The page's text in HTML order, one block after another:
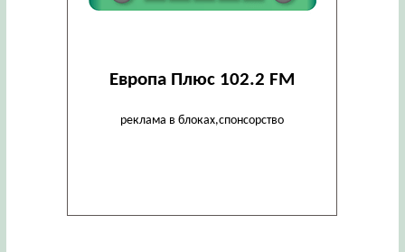
Европа Плюс 102.2 FM
реклама в блоках,спонсорство